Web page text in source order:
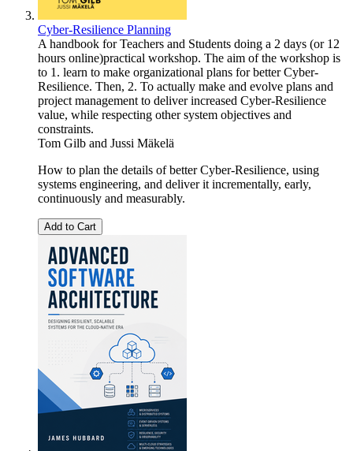
Cyber-Resilience Planning
A handbook for Teachers and Students doing a 2 days (or 12
hours online)practical workshop. The aim of the workshop is
to 1. learn to make organizational plans for better Cyber-
Resilience. Then, 2. To actually make and evolve plans and
project management to deliver increased Cyber-Resilience
value, while respecting other system objectives and
constraints.
Tom Gilb and Jussi Mäkelä
How to plan the details of better Cyber-Resilience, using
systems engineering, and deliver it incrementally, early,
continuously and measurably.
Add to Cart